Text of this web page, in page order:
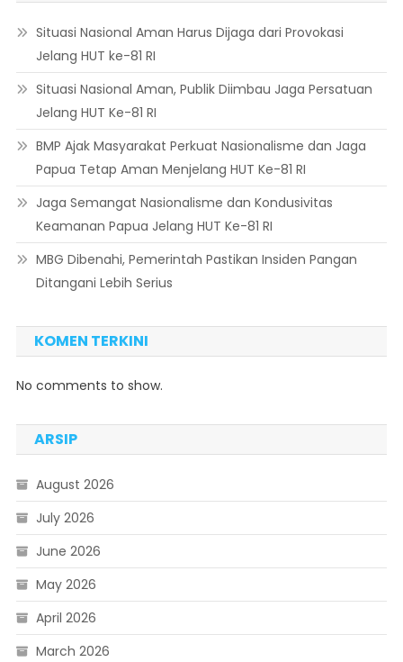
Situasi Nasional Aman Harus Dijaga dari Provokasi
Jelang HUT ke-81 RI
Situasi Nasional Aman, Publik Diimbau Jaga Persatuan
Jelang HUT Ke-81 RI
BMP Ajak Masyarakat Perkuat Nasionalisme dan Jaga
Papua Tetap Aman Menjelang HUT Ke-81 RI
Jaga Semangat Nasionalisme dan Kondusivitas
Keamanan Papua Jelang HUT Ke-81 RI
MBG Dibenahi, Pemerintah Pastikan Insiden Pangan
Ditangani Lebih Serius
KOMEN TERKINI
No comments to show.
ARSIP
August 2026
July 2026
June 2026
May 2026
April 2026
March 2026